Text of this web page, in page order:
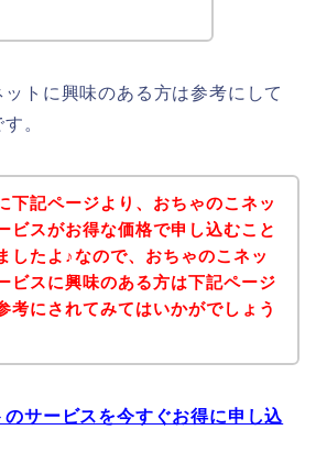
トに興味のある方は参考にして
。
下記ページより、おちゃのこネッ
ビスがお得な価格で申し込むこと
したよ♪なので、おちゃのこネッ
ビスに興味のある方は下記ページ
考にされてみてはいかがでしょう
サービスを今すぐお得に申し込